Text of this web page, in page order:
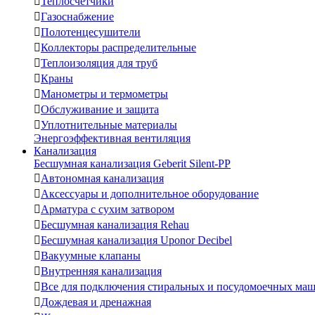
Газоснабжение
Полотенцесушители
Коллекторы распределительные
Теплоизоляция для труб
Краны
Манометры и термометры
Обслуживание и защита
Уплотнительные материалы
Энергоэффективная вентиляция
Канализация
Бесшумная канализация Geberit Silent-PP
Автономная канализация
Аксессуары и дополнительное оборудование
Арматура с сухим затвором
Бесшумная канализация Rehau
Бесшумная канализация Uponor Decibel
Вакуумные клапаны
Внутренняя канализация
Все для подключения стиральных и посудомоечных
Дождевая и дренажная